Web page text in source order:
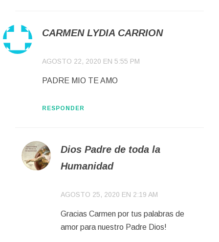
CARMEN LYDIA CARRION
AGOSTO 22, 2020 EN 5:55 PM
PADRE MIO TE AMO
RESPONDER
Dios Padre de toda la
Humanidad
AGOSTO 25, 2020 EN 2:19 AM
Gracias Carmen por tus palabras de
amor para nuestro Padre Dios!